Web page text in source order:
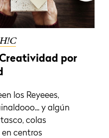
por
los Reyeees,
y algún
colas
en centros